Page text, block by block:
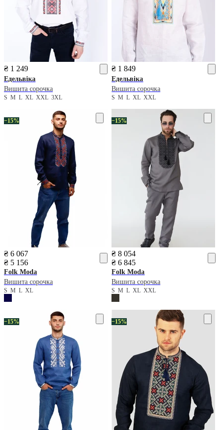
₴ 1 249
Едельвіка
Вишита сорочка
S M L XL XXL 3XL
₴ 1 849
Едельвіка
Вишита сорочка
SMLXLXXL
−15%
₴ 6 067
₴ 5 156
Folk Moda
Вишита сорочка
S M L XL
−15%
₴ 8 054
₴ 6 845
Folk Moda
Вишита сорочка
SMLXLXXL
−15% −15%